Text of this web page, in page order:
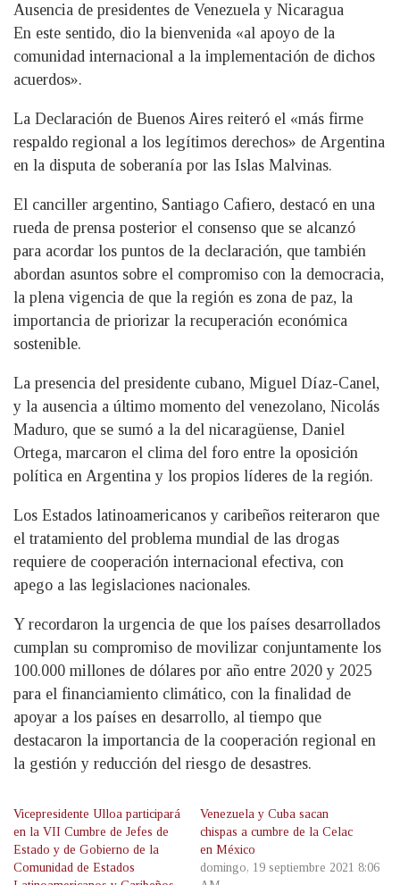
Ausencia de presidentes de Venezuela y Nicaragua
En este sentido, dio la bienvenida «al apoyo de la
comunidad internacional a la implementación de dichos
acuerdos».
La Declaración de Buenos Aires reiteró el «más firme
respaldo regional a los legítimos derechos» de Argentina
en la disputa de soberanía por las Islas Malvinas.
El canciller argentino, Santiago Cafiero, destacó en una
rueda de prensa posterior el consenso que se alcanzó
para acordar los puntos de la declaración, que también
abordan asuntos sobre el compromiso con la democracia,
la plena vigencia de que la región es zona de paz, la
importancia de priorizar la recuperación económica
sostenible.
La presencia del presidente cubano, Miguel Díaz-Canel,
y la ausencia a último momento del venezolano, Nicolás
Maduro, que se sumó a la del nicaragüense, Daniel
Ortega, marcaron el clima del foro entre la oposición
política en Argentina y los propios líderes de la región.
Los Estados latinoamericanos y caribeños reiteraron que
el tratamiento del problema mundial de las drogas
requiere de cooperación internacional efectiva, con
apego a las legislaciones nacionales.
Y recordaron la urgencia de que los países desarrollados
cumplan su compromiso de movilizar conjuntamente los
100.000 millones de dólares por año entre 2020 y 2025
para el financiamiento climático, con la finalidad de
apoyar a los países en desarrollo, al tiempo que
destacaron la importancia de la cooperación regional en
la gestión y reducción del riesgo de desastres.
Vicepresidente Ulloa participará
en la VII Cumbre de Jefes de
Estado y de Gobierno de la
Comunidad de Estados
Venezuela y Cuba sacan
chispas a cumbre de la Celac
en México
domingo, 19 septiembre 2021 8:06